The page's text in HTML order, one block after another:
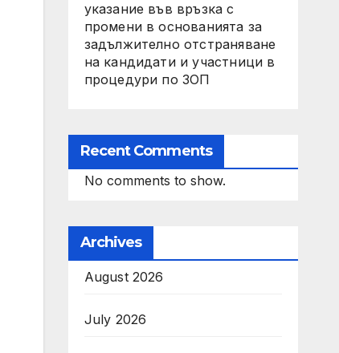
указание във връзка с
промени в основанията за
задължително отстраняване
на кандидати и участници в
процедури по ЗОП
Recent Comments
No comments to show.
Archives
August 2026
July 2026